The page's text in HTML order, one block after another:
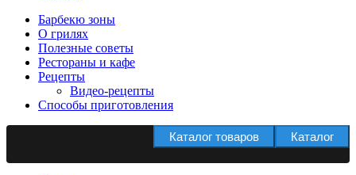
Барбекю зоны
О грилях
Полезные советы
Рестораны и кафе
Рецепты
Видео-рецепты
Способы приготовления
Каталог
Каталог товаров